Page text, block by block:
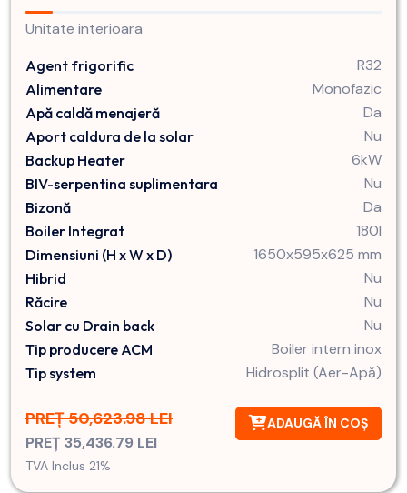
Unitate interioara
Agent frigorific R32
Alimentare Monofazic
Apă caldă menajeră Da
Aport caldura de la solar Nu
Backup Heater 6kW
BIV-serpentina suplimentara Nu
Bizonă Da
Boiler Integrat 180l
Dimensiuni (H x W x D) 1650x595x625 mm
Hibrid Nu
Răcire Nu
Solar cu Drain back Nu
Tip producere ACM Boiler intern inox
Tip system Hidrosplit (Aer-Apă)
PREȚ 50,623.98 LEI
PREȚ 35,436.79 LEI
TVA Inclus 21%
ADAUGĂ ÎN COȘ